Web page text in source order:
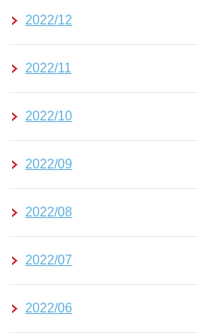
2022/12
2022/11
2022/10
2022/09
2022/08
2022/07
2022/06